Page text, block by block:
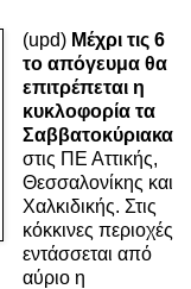
(upd) Mέχρι τις 6
το απόγευμα θα
επιτρέπεται η
κυκλοφορία τα
Σαββατοκύριακα
στις ΠΕ Αττικής,
Θεσσαλονίκης και
Χαλκιδικής. Στις
κόκκινες περιοχές
εντάσσεται από
αύριο η